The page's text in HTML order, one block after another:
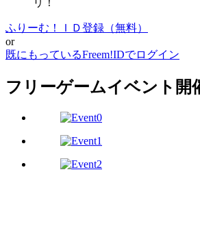
ふりーむ！ＩＤ登録（無料）
or
既にもっているFreem!IDでログイン
フリーゲームイベント開